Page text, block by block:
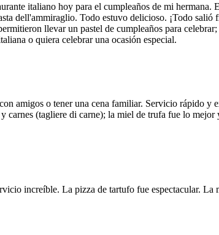
italiano hoy para el cumpleaños de mi
dell'ammiraglio. Todo estuvo delicioso. ¡Todo
llevar un pastel de cumpleaños para
o quiera celebrar una ocasión especial.
amigos o tener una cena familiar. Servicio rápido y
carnes (tagliere di carne); la miel de trufa fue lo
increíble. La pizza de tartufo fue espectacular. La